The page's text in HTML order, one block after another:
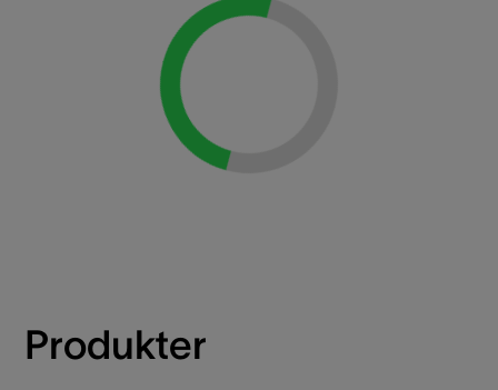
Produkter